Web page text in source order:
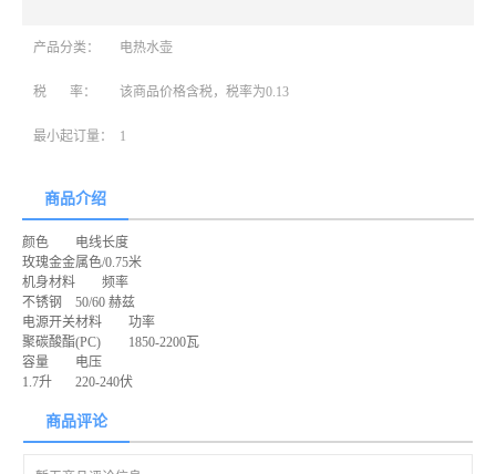
产品分类： 电热水壶
税 率： 该商品价格含税，税率为0.13
最小起订量： 1
商品介绍
颜色
电线长度
玫瑰金金属色/0.75米
机身材料
频率
不锈钢
50/60 赫兹
电源开关材料
功率
聚碳酸酯(PC)
1850-2200瓦
容量
电压
1.7升
220-240伏
商品评论